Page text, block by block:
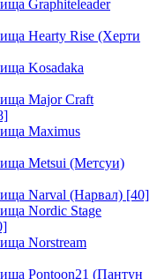
Graphiteleader
Hearty Rise (Херти
Kosadaka
Major Craft
Maximus
Metsui (Метсуи)
Narval (Нарвал) [40]
Nordic Stage
Norstream
Pontoon21 (Пантун